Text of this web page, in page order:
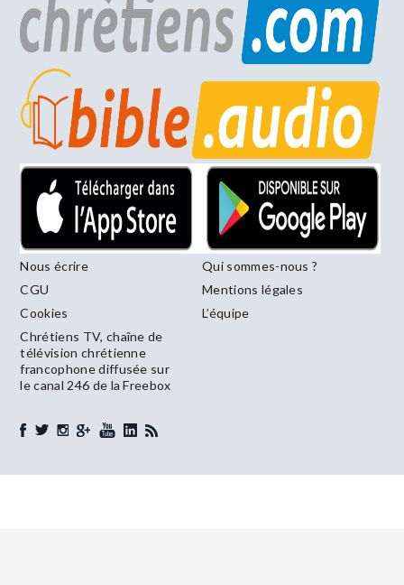
Nous écrire
Qui sommes-nous ?
CGU
Mentions légales
Cookies
L’équipe
Chrétiens TV, chaîne de
télévision chrétienne
francophone diffusée sur
le canal 246 de la Freebox